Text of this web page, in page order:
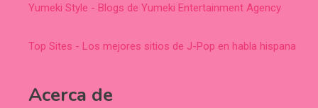
Yumeki Style - Blogs de Yumeki Entertainment Agency
Top Sites - Los mejores sitios de J-Pop en habla hispana
Acerca de